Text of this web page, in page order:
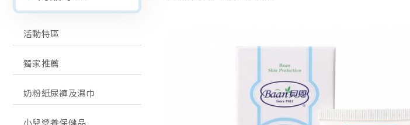
活動特區
獨家推薦
奶粉紙尿褲及濕巾
小兒營養保健品